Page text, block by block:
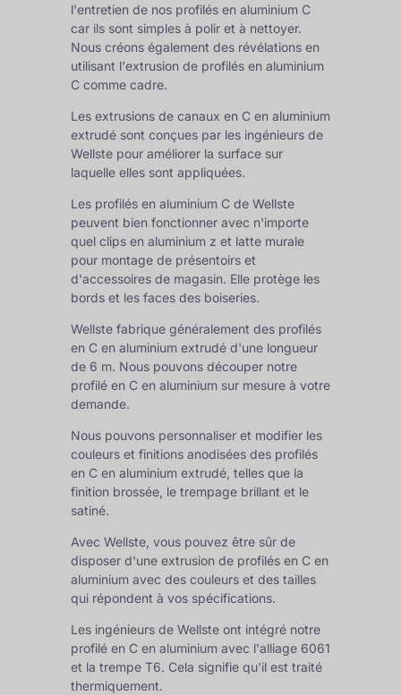
l'entretien de nos profilés en aluminium C
car ils sont simples à polir et à nettoyer.
Nous créons également des révélations en
utilisant l'extrusion de profilés en aluminium
C comme cadre.
Les extrusions de canaux en C en aluminium
extrudé sont conçues par les ingénieurs de
Wellste pour améliorer la surface sur
laquelle elles sont appliquées.
Les profilés en aluminium C de Wellste
peuvent bien fonctionner avec n'importe
quel clips en aluminium z et latte murale
pour montage de présentoirs et
d'accessoires de magasin. Elle protège les
bords et les faces des boiseries.
Wellste fabrique généralement des profilés
en C en aluminium extrudé d'une longueur
de 6 m. Nous pouvons découper notre
profilé en C en aluminium sur mesure à votre
demande.
Nous pouvons personnaliser et modifier les
couleurs et finitions anodisées des profilés
en C en aluminium extrudé, telles que la
finition brossée, le trempage brillant et le
satiné.
Avec Wellste, vous pouvez être sûr de
disposer d'une extrusion de profilés en C en
aluminium avec des couleurs et des tailles
qui répondent à vos spécifications.
Les ingénieurs de Wellste ont intégré notre
profilé en C en aluminium avec l'alliage 6061
et la trempe T6. Cela signifie qu'il est traité
thermiquement.